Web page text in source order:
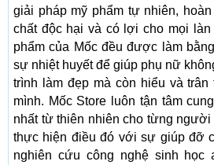
giải pháp mỹ phẩm tự nhiên,
chất độc hại và có lợi cho mọi
phẩm của Mốc đều được làm
sự nhiệt huyết để giúp phụ nữ
trình làm đẹp mà còn hiểu và trân
mình. Mốc Store luôn tận tâm
nhất từ thiên nhiên cho từng người
thực hiện điều đó với sự giúp đỡ
nghiên cứu công nghệ sinh học